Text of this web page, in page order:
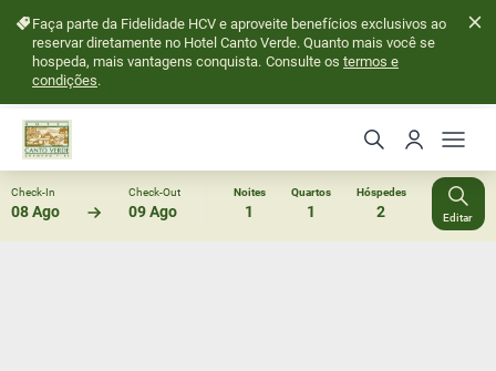
Faça parte da Fidelidade HCV e aproveite benefícios exclusivos ao
reservar diretamente no Hotel Canto Verde. Quanto mais você se
hospeda, mais vantagens conquista. Consulte os termos e
condições.
Check-In
08 Ago
Check-Out
09 Ago
Noites
1
Quartos
1
Hóspedes
2 Editar